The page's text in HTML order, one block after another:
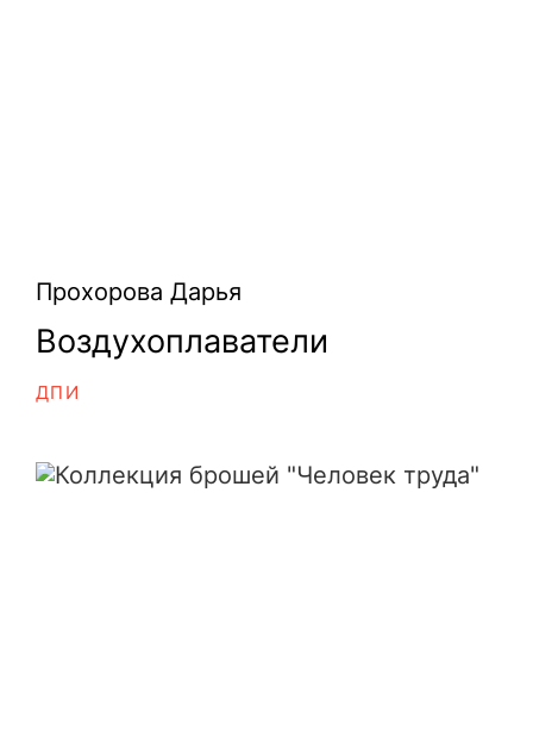
Прохорова Дарья
Воздухоплаватели
ДПИ
Коллекция брошей "Человек труда"